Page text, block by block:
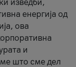
изведби,
енергија од
ова
и
што сме дел